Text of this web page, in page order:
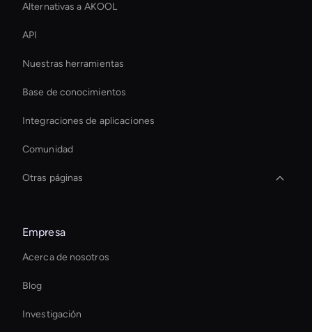
Alternativas a AKOOL
API
Nuestras herramientas
Base de conocimientos
Integraciones de aplicaciones
Comunidad
Otras páginas
Best Real-Time Ai Avatar Software
Herramienta de coloración de vídeo con IA
Live Avatar For Streaming
3d Holographic Avatar
Empresa
Acerca de nosotros
Blog
Investigación